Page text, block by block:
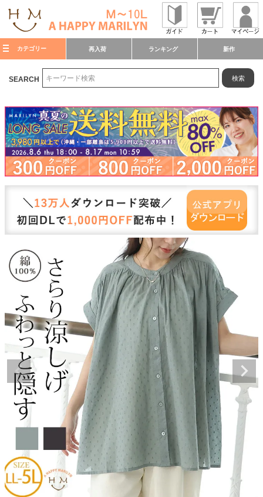
カテゴリー 再入荷 ランキング 新作
SEARCH 検索